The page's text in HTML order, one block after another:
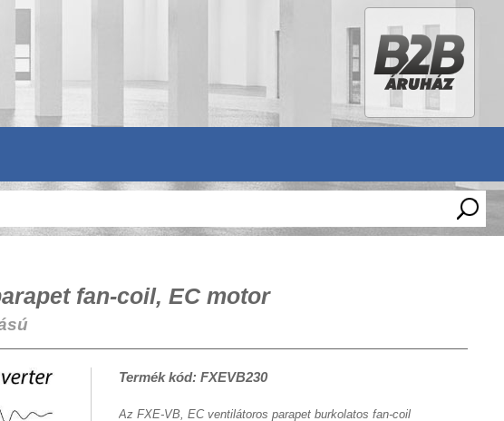
fan-coil, EC motor
Termék kód: FXEVB230
Az FXE-VB, EC ventilátoros parapet burkolatos fan-coil